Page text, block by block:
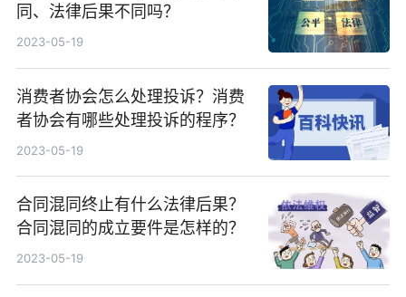
同、法律后果不同吗？
2023-05-19
消费者协会怎么处理投诉？消费
者协会有哪些处理投诉的程序？
2023-05-19
合同混同终止有什么法律后果？
合同混同的成立要件是怎样的？
2023-05-19